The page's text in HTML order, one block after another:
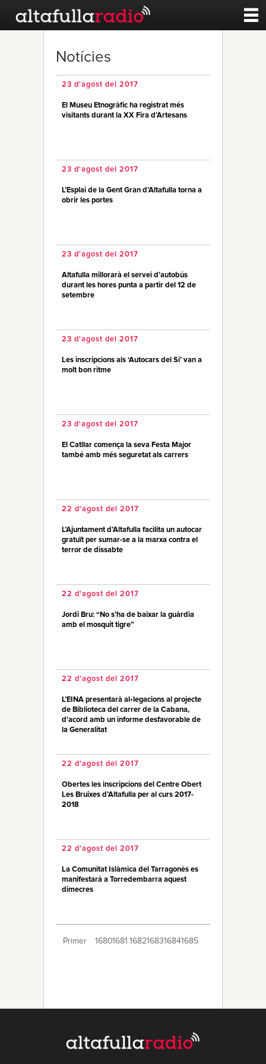
Esports
Qui Som
Notícies
23 d'agost del 2017
El Museu Etnogràfic ha registrat més
visitants durant la XX Fira d’Artesans
23 d'agost del 2017
L’Esplai de la Gent Gran d’Altafulla torna a
obrir les portes
23 d'agost del 2017
Altafulla millorarà el servei d’autobús
durant les hores punta a partir del 12 de
setembre
23 d'agost del 2017
Les inscripcions als ‘Autocars del Sí’ van a
molt bon ritme
23 d'agost del 2017
El Catllar comença la seva Festa Major
també amb més seguretat als carrers
22 d'agost del 2017
L’Ajuntament d’Altafulla facilita un autocar
gratuït per sumar-se a la marxa contra el
terror de dissabte
22 d'agost del 2017
Jordi Bru: “No s’ha de baixar la guàrdia
amb el mosquit tigre”
22 d'agost del 2017
L’EINA presentarà al•legacions al projecte
de Biblioteca del carrer de la Cabana,
d’acord amb un informe desfavorable de
la Generalitat
22 d'agost del 2017
Obertes les inscripcions del Centre Obert
Les Bruixes d’Altafulla per al curs 2017-
2018
22 d'agost del 2017
La Comunitat Islàmica del Tarragonès es
manifestarà a Torredembarra aquest
dimecres
Primer 16801681 1682168316841685
16941695169616971698 Últim